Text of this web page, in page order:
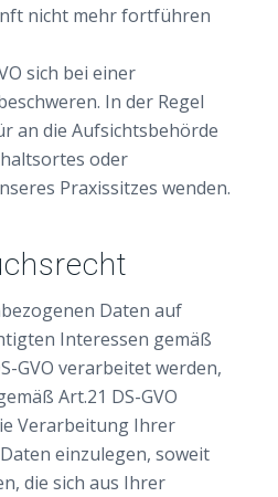
nicht mehr fortführen
sich bei einer
In der Regel
an die Aufsichtsbehörde
oder
Praxissitzes wenden.
Daten auf
Interessen gemäß
GVO verarbeitet werden,
Art.21 DS-GVO
Verarbeitung Ihrer
einzulegen, soweit
die sich aus Ihrer